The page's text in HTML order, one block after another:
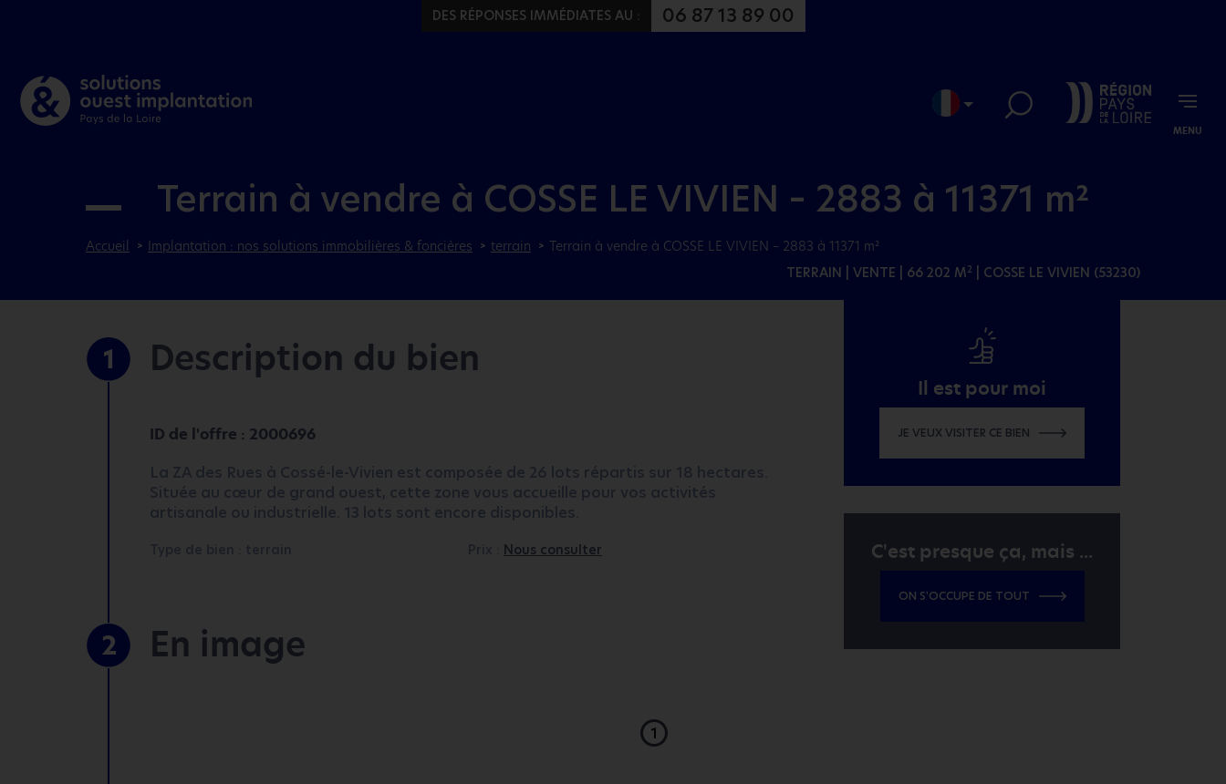
Aller au menu
Aller au contenu
DES RÉPONSES IMMÉDIATES AU : 06 87 13 89 00
JP
MENU
Terrain à vendre à COSSE LE VIVIEN – 2883 à 11371 m²
Accueil Implantation : nos solutions immobilières & foncières terrain
Terrain à vendre à COSSE LE VIVIEN – 2883 à 11371 m²
TERRAIN | VENTE | 66 202 M2 | COSSE LE VIVIEN (53230)
Il est pour moi
JE VEUX VISITER CE BIEN
C'est presque ça, mais ...
ON S'OCCUPE DE TOUT
1 Description du bien
ID de l'offre : 2000696
La ZA des Rues à Cossé-le-Vivien est composée de 26 lots répartis sur 18 hectares.
Située au cœur de grand ouest, cette zone vous accueille pour vos activités
artisanale ou industrielle. 13 lots sont encore disponibles.
Type de bien : terrain Prix : Nous consulter
2 En image
1